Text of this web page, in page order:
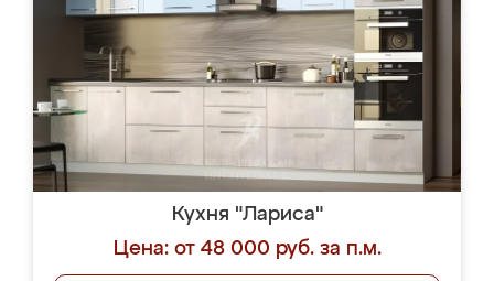
Кухня "Лариса"
Цена: от 48 000 руб. за п.м.